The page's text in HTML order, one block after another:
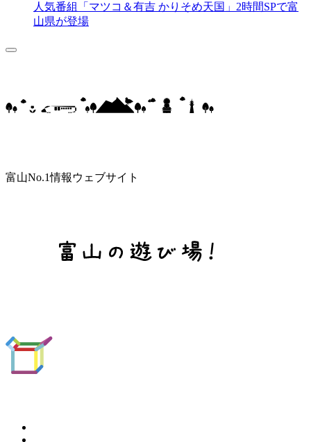
人気番組「マツコ＆有吉 かりそめ天国」2時間SPで富
山県が登場
富山No.1情報ウェブサイト